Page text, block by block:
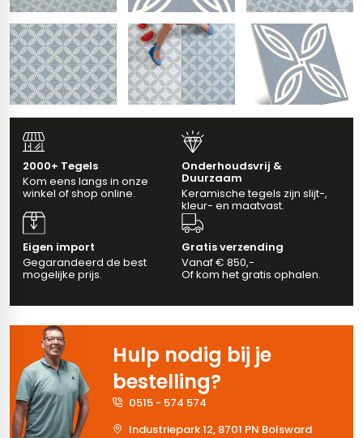
2000+ Tegels
Kom eens langs in onze
winkel of shop online.
Onderhoudsvrij &
Duurzaam
Keramische tegels zijn slijt-,
kleur- en maatvast.
Eigen import
Gegarandeerd de best
mogelijke prijs.
Gratis verzending
Vanaf € 850,-
Of kom het gratis ophalen.
Hulp nodig bij je
bestelling?
0515 - 574 574
Industriepark 12, 8701 PN Bolsward
33 x 33 cm